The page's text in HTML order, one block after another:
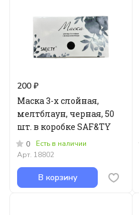
200 ₽
Маска 3-х слойная,
мелтблаун, черная, 50
шт. в коробке SAF&TY
0
Есть в наличии
Арт. 18802
В корзину